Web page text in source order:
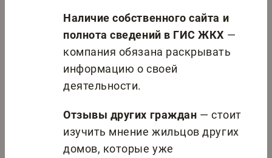
Наличие собственного сайта и
полнота сведений в ГИС ЖКХ —
компания обязана раскрывать
информацию о своей
деятельности.
Отзывы других граждан — стоит
изучить мнение жильцов других
домов, которые уже